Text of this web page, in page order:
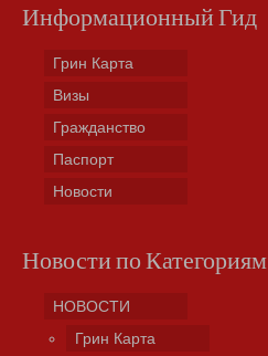
Информационный Гид
Грин Карта
Визы
Гражданство
Паспорт
Новости
Новости по Категориям
НОВОСТИ
Грин Карта